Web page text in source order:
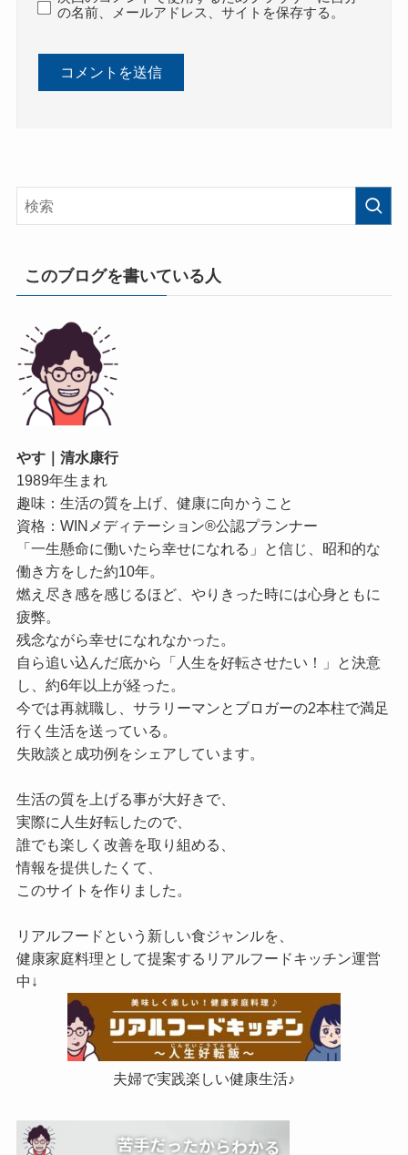
の名前、メールアドレス、サイトを保存する。
このブログを書いている人
やす｜清水康行
1989年生まれ
趣味：生活の質を上げ、健康に向かうこと
資格：WINメディテーション®公認プランナー
「一生懸命に働いたら幸せになれる」と信じ、昭和的な
働き方をした約10年。
燃え尽き感を感じるほど、やりきった時には心身ともに
疲弊。
残念ながら幸せになれなかった。
自ら追い込んだ底から「人生を好転させたい！」と決意
し、約6年以上が経った。
今では再就職し、サラリーマンとブロガーの2本柱で満足
行く生活を送っている。
失敗談と成功例をシェアしています。
生活の質を上げる事が大好きで、
実際に人生好転したので、
誰でも楽しく改善を取り組める、
情報を提供したくて、
このサイトを作りました。
リアルフードという新しい食ジャンルを、
健康家庭料理として提案するリアルフードキッチン運営
中↓
夫婦で実践楽しい健康生活♪